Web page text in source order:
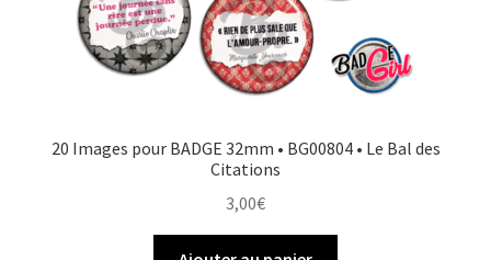
20 Images pour BADGE 32mm • BG00804 • Le Bal des
Citations
3,00€